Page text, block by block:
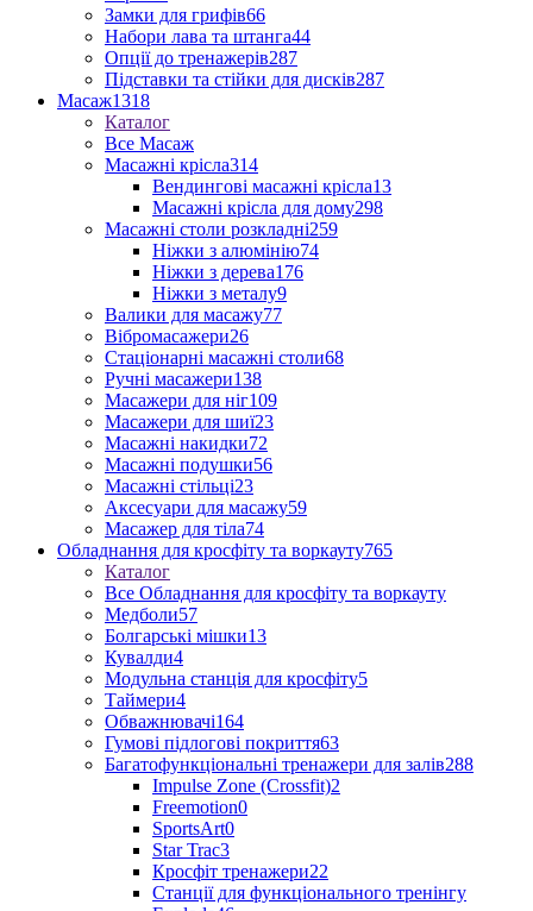
Замки для грифів66
Набори лава та штанга44
Опції до тренажерів287
Підставки та стійки для дисків287
Масаж1318
Каталог
Все Масаж
Масажні крісла314
Вендингові масажні крісла13
Масажні крісла для дому298
Масажні столи розкладні259
Ніжки з алюмінію74
Ніжки з дерева176
Ніжки з металу9
Валики для масажу77
Вібромасажери26
Стаціонарні масажні столи68
Ручні масажери138
Масажери для ніг109
Масажери для шиї23
Масажні накидки72
Масажні подушки56
Масажні стільці23
Аксесуари для масажу59
Масажер для тіла74
Обладнання для кросфіту та воркауту765
Каталог
Все Обладнання для кросфіту та воркауту
Медболи57
Болгарські мішки13
Кувалди4
Модульна станція для кросфіту5
Таймери4
Обважнювачі164
Гумові підлогові покриття63
Багатофункціональні тренажери для залів288
Impulse Zone (Crossfit)2
Freemotion0
SportsArt0
Star Trac3
Кросфіт тренажери22
Станції для функціонального тренінгу